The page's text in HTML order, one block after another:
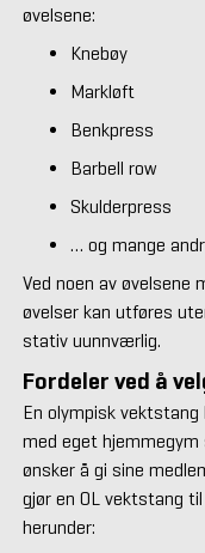
øvelsene:
Knebøy
Markløft
Benkpress
Barbell row
Skulderpress
… og mange
Ved noen av øvelsene
øvelser kan utføres
stativ uunnværlig.
Fordeler ved å
En olympisk
med eget
ønsker å gi sine
gjør en OL vektstang
herunder: